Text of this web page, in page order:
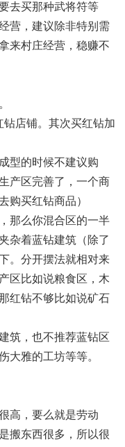
去买那种武将符等
营，建议除非特别需
来村庄经营，稳赚不
钻店铺。其次买红钻加
型的时候不建议购
产区完善了，一个商
购买红钻商品）
那么你混合区的一半
杂着蓝钻建筑（除了
。分开摆法就相对来
区比如说粮食区，木
红钻不够比如说矿石
筑，也不推荐蓝钻区
大雅的工坊等等。
高，要么就是劳动
搬东西很多，所以很